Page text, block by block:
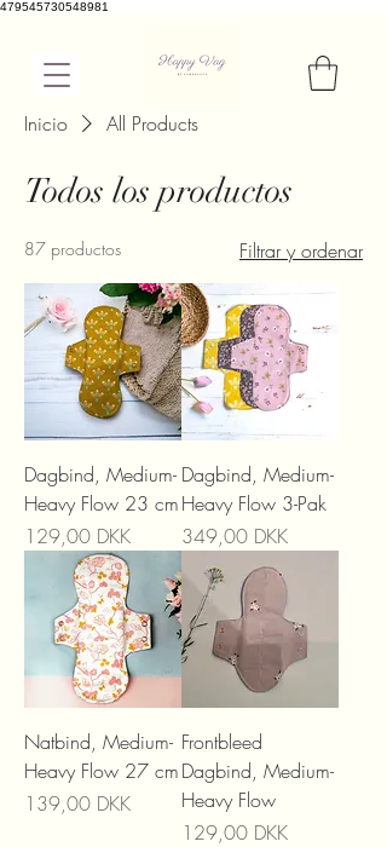
479545730548981
Inicio All Products
Todos los productos
87 productos Filtrar y ordenar
Dagbind, Medium-
Heavy Flow 23 cm
Precio
129,00 DKK
Dagbind, Medium-
Heavy Flow 3-Pak
Precio
349,00 DKK
Natbind, Medium-
Heavy Flow 27 cm
Precio
139,00 DKK
Frontbleed
Dagbind, Medium-
Heavy Flow
Precio
129,00 DKK